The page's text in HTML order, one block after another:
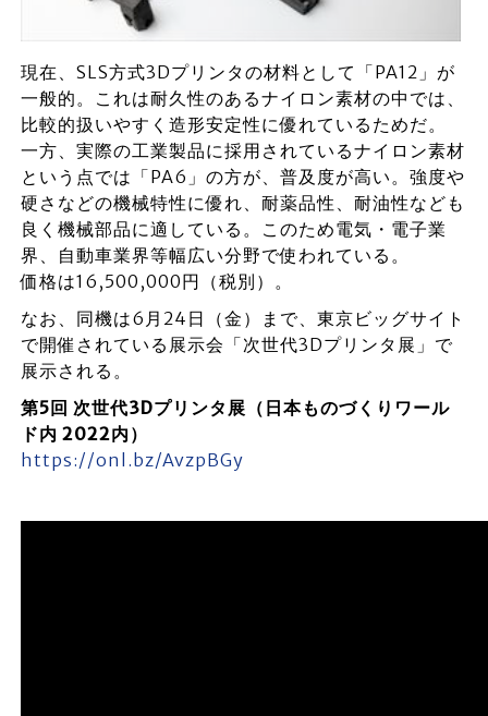
現在、SLS方式3Dプリンタの材料として「PA12」が
一般的。これは耐久性のあるナイロン素材の中では、
比較的扱いやすく造形安定性に優れているためだ。
一方、実際の工業製品に採用されているナイロン素材
という点では「PA6」の方が、普及度が高い。強度や
硬さなどの機械特性に優れ、耐薬品性、耐油性なども
良く機械部品に適している。このため電気・電子業
界、自動車業界等幅広い分野で使われている。
価格は16,500,000円（税別）。
なお、同機は6月24日（金）まで、東京ビッグサイト
で開催されている展示会「次世代3Dプリンタ展」で
展示される。
第5回 次世代3Dプリンタ展（日本ものづくりワール
ド内 2022内）
https://onl.bz/AvzpBGy